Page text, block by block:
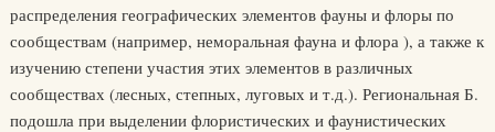
распределения географических элементов фауны и флоры по
сообществам (например, неморальная фауна и флора ), а также к
изучению степени участия этих элементов в различных
сообществах (лесных, степных, луговых и т.д.). Региональная Б.
подошла при выделении флористических и фаунистических